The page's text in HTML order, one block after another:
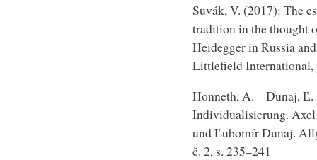
Suvák, V. (2017): The
tradition in the thought
Heidegger in Russia
Littlefield International,
Honneth, A. – Dunaj,
Individualisierung.
und Ľubomír Dunaj.
č. 2, s. 235–241